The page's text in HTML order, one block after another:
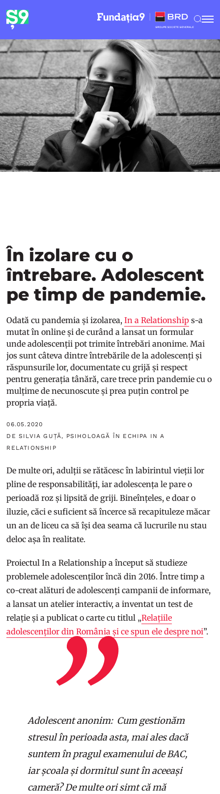
În izolare cu o
întrebare. Adolescent
pe timp de pandemie.
Odată cu pandemia și izolarea,In a Relationship s-a
mutat în online și de curând a lansat un formular
unde adolescenții pot trimite întrebări anonime. Mai
jos sunt câteva dintre întrebările de la adolescenți și
răspunsurile lor, documentate cu grijă și respect
pentru generația tânără, care trece prin pandemie cu o
mulțime de necunoscute și prea puțin control pe
propria viață.
06.05.2020
DE SILVIA GUȚĂ, PSIHOLOAGĂ ÎN ECHIPA IN A
RELATIONSHIP
De multe ori, adulții se rătăcesc în labirintul vieții lor
pline de responsabilități, iar adolescența le pare o
perioadă roz și lipsită de griji. Bineînțeles, e doar o
iluzie, căci e suficient să încerce să recapituleze măcar
un an de liceu ca să își dea seama că lucrurile nu stau
deloc așa în realitate.
Proiectul In a Relationship a început să studieze
problemele adolescenților încă din 2016. Între timp a
co-creat alături de adolescenți campanii de informare,
a lansat un atelier interactiv, a inventat un test de
relație și a publicat o carte cu titlul „Relațiile
adolescenților din România și ce spun ele despre noi”.
Adolescent anonim: Cum gestionăm
stresul în perioada asta, mai ales dacă
suntem în pragul examenului de BAC,
iar școala și dormitul sunt în aceeași
cameră? De multe ori simt că mă